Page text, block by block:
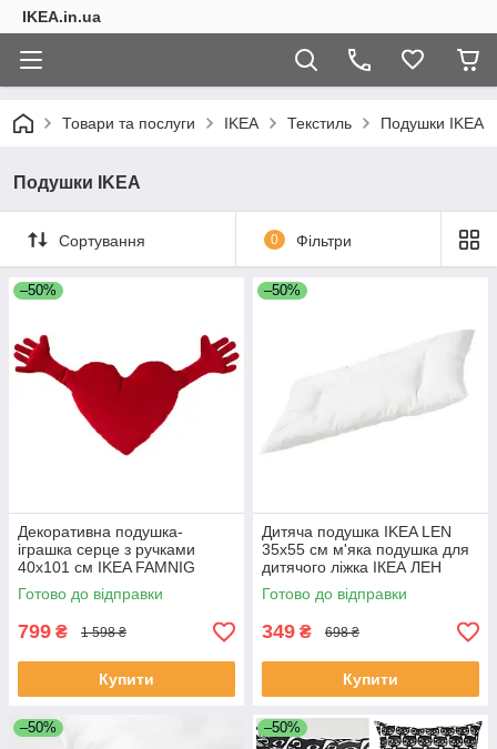
IKEA.in.ua
Товари та послуги IKEA Текстиль Подушки IKEA
Подушки IKEA
Сортування 0 Фільтри
–50%
Декоративна подушка-
іграшка серце з ручками
40x101 см IKEA FAMNIG
HJÄRTA плюшева м'яка ІКЕА
ФАМНІГ ЄРТА
Готово до відправки
799 ₴ 1 598 ₴
Купити
–50%
Дитяча подушка IKEA LEN
35x55 см м'яка подушка для
дитячого ліжка ІКЕА ЛЕН
Готово до відправки
349 ₴ 698 ₴
Купити
–50% –50%